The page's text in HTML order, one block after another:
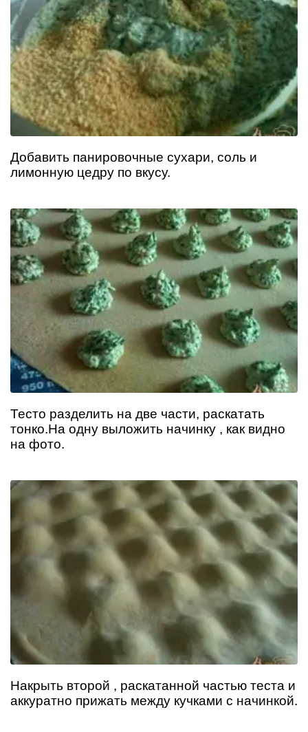
Добавить панировочные сухари, соль и
лимонную цедру по вкусу.
Тесто разделить на две части, раскатать
тонко.На одну выложить начинку , как видно
на фото.
Накрыть второй , раскатанной частью теста и
аккуратно прижать между кучками с начинкой.